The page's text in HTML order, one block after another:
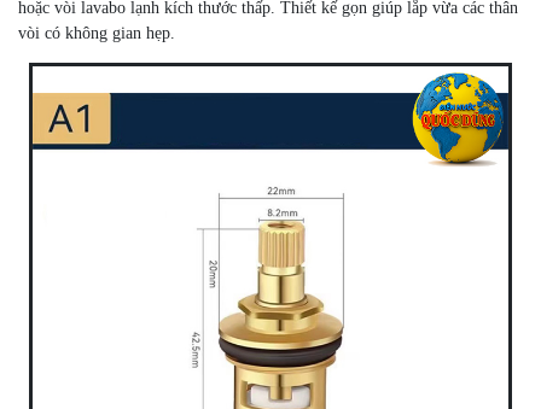
hoặc vòi lavabo lạnh kích thước thấp. Thiết kế gọn giúp lắp vừa các thân
vòi có không gian hẹp.